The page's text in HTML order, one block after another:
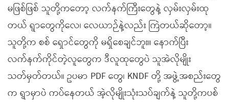
မဖြစ်ဖြစ် သူတို့ကတော့ လက်နက်ကြီးတွေနဲ့ လှမ်းလှမ်းထု
တယ် ရွာတွေကိုလေ၊ လေယာဉ်နဲ့လည်း ကြဲတယ်ဆိုတော့။
သူတို့က စစ် ရှောင်တွေကို မရှိစေချင်ဘူး။ နောက်ပြီး
လက်နက်ကိုင်တဲ့လူတွေက ဒီလူထုတွေပဲ သူအဲလိုမျိုး
သတ်မှတ်တယ်။ ဥပမာ PDF တွေ၊ KNDF တို့ အဖွဲ့အစည်းတွေ
က ရွာမှာပဲ ကပ်နေတယ် အဲ့လိုမျိုးသုံးသပ်ချက်နဲ့ သူတို့ကပစ်